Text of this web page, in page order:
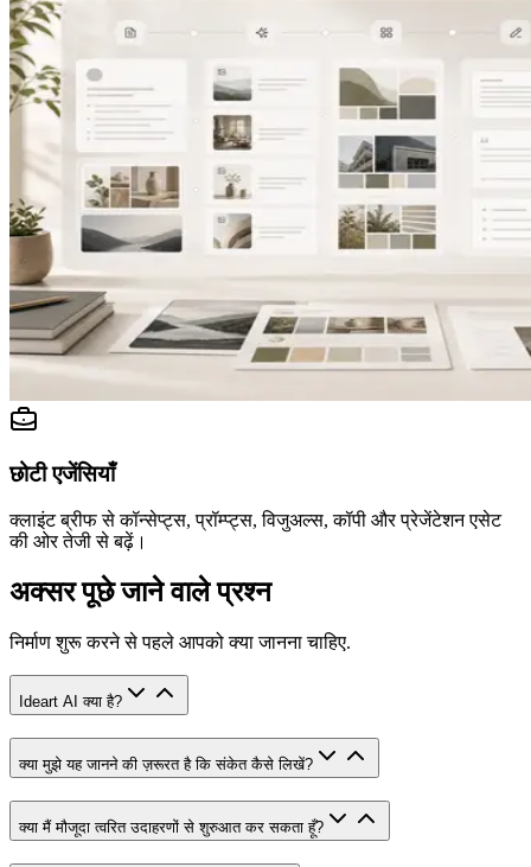
छोटी एजेंसियाँ
क्लाइंट ब्रीफ से कॉन्सेप्ट्स, प्रॉम्प्ट्स, विजुअल्स, कॉपी और प्रेजेंटेशन एसेट
की ओर तेजी से बढ़ें।
अक्सर पूछे जाने वाले प्रश्न
निर्माण शुरू करने से पहले आपको क्या जानना चाहिए.
Ideart AI क्या है?
क्या मुझे यह जानने की ज़रूरत है कि संकेत कैसे लिखें?
क्या मैं मौजूदा त्वरित उदाहरणों से शुरुआत कर सकता हूँ?